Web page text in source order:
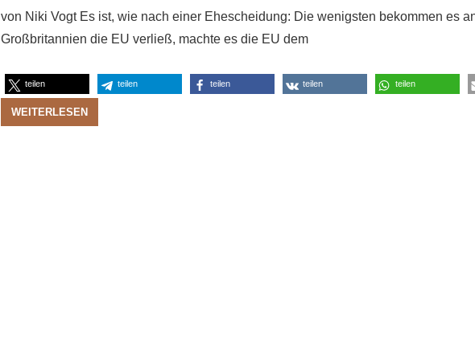
von Niki Vogt Es ist, wie nach einer Ehescheidung: Die wenigsten bekommen es
Großbritannien die EU verließ, machte es die EU dem
teilen teilen teilen teilen teilen
WEITERLESEN